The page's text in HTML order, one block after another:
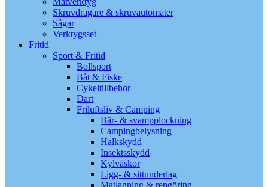
Skruvdragare & skruvautomater
Sågar
Verktygsset
Fritid
Sport & Fritid
Bollsport
Båt & Fiske
Cykeltillbehör
Dart
Friluftsliv & Camping
Bär- & svampplockning
Campingbelysning
Halkskydd
Insektsskydd
Kylväskor
Ligg- & sittunderlag
Matlagning & rengöring